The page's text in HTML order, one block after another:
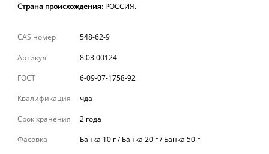
Страна происхождения: РОССИЯ.
CAS номер
548-62-9
Артикул
8.03.00124
ГОСТ
6-09-07-1758-92
Квалификация
чда
Срок хранения
2 года
Фасовка
Банка 10 г / Банка 20 г / Банка 50 г